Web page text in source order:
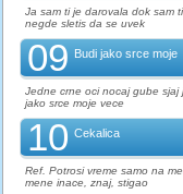
Ja sam ti je darovala dok sam
negde sletis da se uvek
09 Budi jako srce moje
Jedne crne oci nocaj gube
jako srce moje vece
10 Cekalica
Ref. Potrosi vreme samo na
mene inace, znaj, stigao